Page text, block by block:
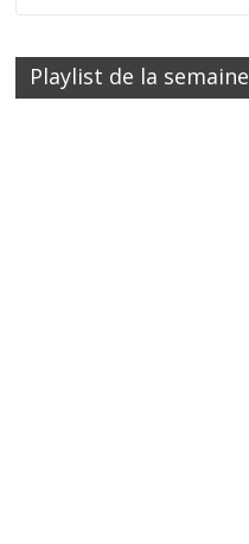
Playlist de la semaine